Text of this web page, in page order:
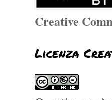
Creative
Licenza